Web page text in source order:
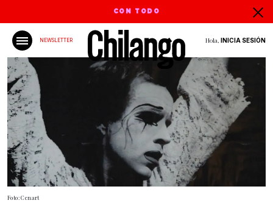
CON TODO
NEWSLETTER Hola, INICIA SESIÓN
Foto: Cenart